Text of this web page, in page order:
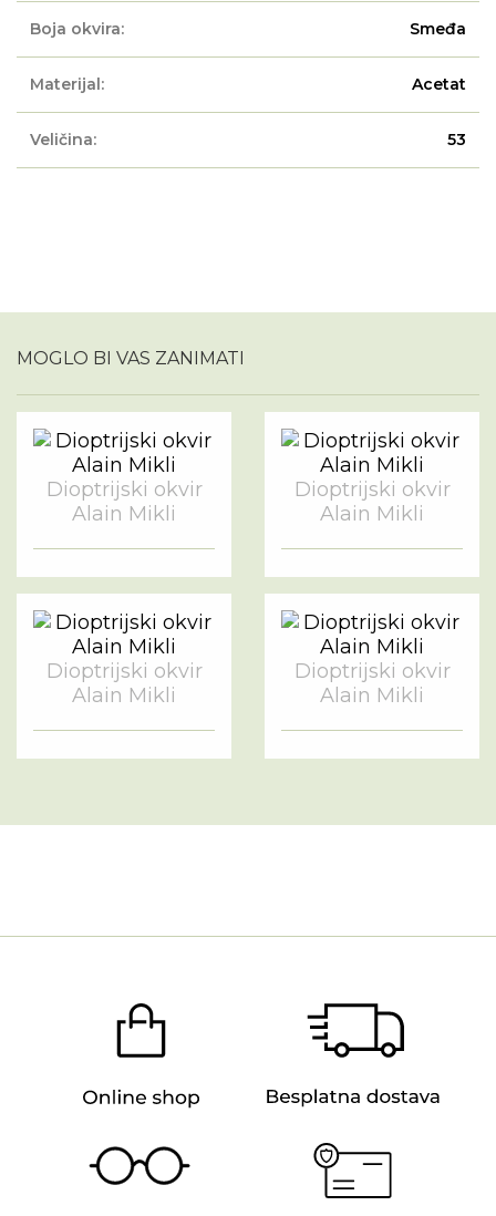
Boja okvira: Smeđa
Materijal: Acetat
Veličina: 53
MOGLO BI VAS ZANIMATI
Dioptrijski okvir
Alain Mikli
Dioptrijski okvir
Alain Mikli
Dioptrijski okvir
Alain Mikli
Dioptrijski okvir
Alain Mikli